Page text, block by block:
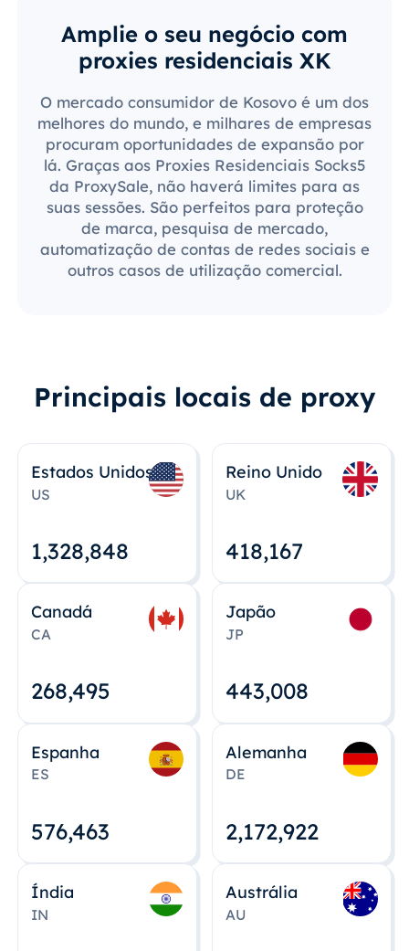
Amplie o seu negócio com
proxies residenciais XK
O mercado consumidor de Kosovo é um dos
melhores do mundo, e milhares de empresas
procuram oportunidades de expansão por
lá. Graças aos Proxies Residenciais Socks5
da ProxySale, não haverá limites para as
suas sessões. São perfeitos para proteção
de marca, pesquisa de mercado,
automatização de contas de redes sociais e
outros casos de utilização comercial.
Principais locais de proxy
Estados Unidos
US
1,328,848
Reino Unido
UK
418,167
Canadá
CA
268,495
Japão
JP
443,008
Espanha
ES
576,463
Alemanha
DE
2,172,922
Índia
IN
Austrália
AU